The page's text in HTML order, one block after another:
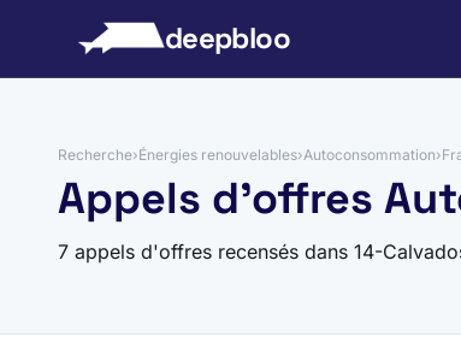
deepbloo
Recherche›Énergies renouvelables›Autoconsommation›
Appels d'offres
7 appels d'offres recensés dans 14-